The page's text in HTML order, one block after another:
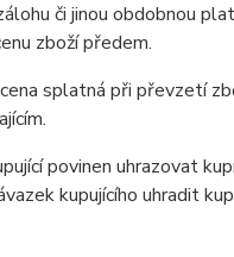
či jinou obdobnou
zboží předem.
splatná při převzetí
povinen uhrazovat
kupujícího uhradit